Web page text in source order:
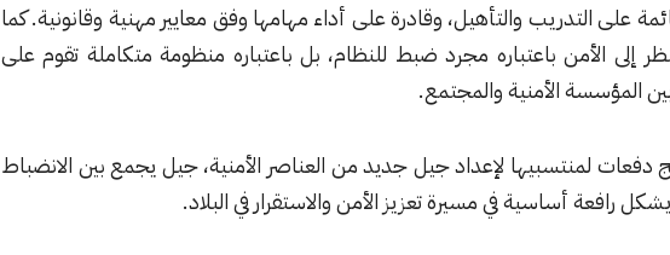
على التدريب والتأهيل، وقادرة على أداء مهامها وفق معايير مهنية وقانونية. كما
إلى الأمن باعتباره مجرد ضبط للنظام، بل باعتباره منظومة متكاملة تقوم على
بين المؤسسة الأمنية والمجتمع.
دفعات لمنتسبيها لإعداد جيل جديد من العناصر الأمنية، جيل يجمع بين الانضباط
رافعة أساسية في مسيرة تعزيز الأمن والاستقرار في البلاد.